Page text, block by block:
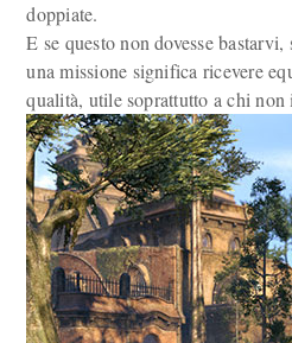
doppiate.
E se questo non dovesse
una missione significa ricevere
qualità, utile soprattutto a chi